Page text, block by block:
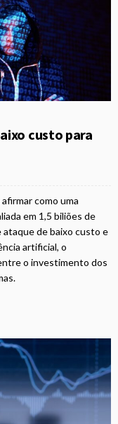
custo para
como uma
em 1,5 biliões de
ataque de baixo custo e
artificial, o
o investimento dos